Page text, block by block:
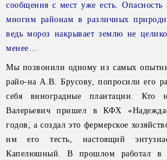
сообщения с мест уже есть. Опасность
многим районам в различных
ведь мороз накрывает землю не
менее…
Мы позвонили одному из самых
райо-на А.В. Брусову, попросили его
себя виноградные плантации.
Валерьевич пришел в КФХ
годов, а создал это фермерское
им его тесть, настоящий
Капелюшный. В прошлом работал в